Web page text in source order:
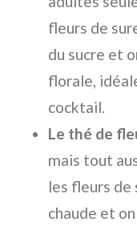
fleurs de
du sucre et
florale,
cocktail.
Le thé de
mais tout
les fleurs de
chaude et